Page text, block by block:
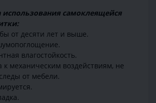
самоклеящейся
от десяти лет и выше.
влагостойкость.
к механическим воздействиям, не
от мебели.